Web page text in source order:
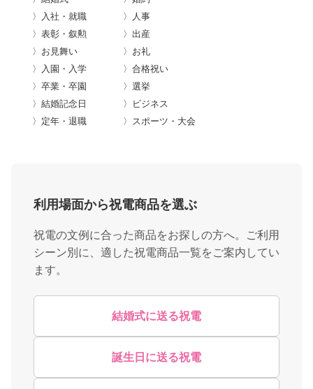
〉入社・就職
〉人事
〉表彰・叙勲
〉出産
〉お見舞い
〉お礼
〉入園・入学
〉合格祝い
〉卒業・卒園
〉選挙
〉結婚記念日
〉ビジネス
〉定年・退職
〉スポーツ・大会
利用場面から祝電商品を選ぶ
祝電の文例に合った商品をお探しの方へ。ご利用
シーン別に、適した祝電商品一覧をご案内してい
ます。
結婚式に送る祝電
誕生日に送る祝電